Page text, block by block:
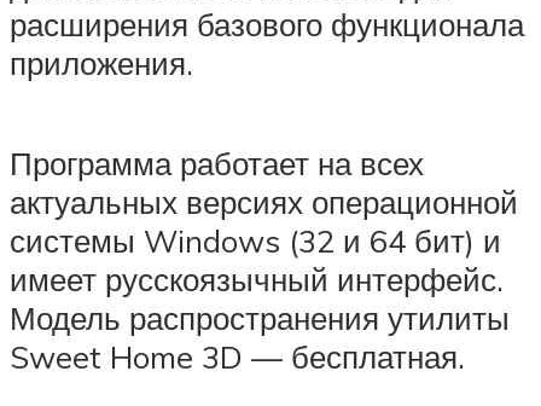
расширения базового функционала
приложения.
Программа работает на всех
актуальных версиях операционной
системы Windows (32 и 64 бит) и
имеет русскоязычный интерфейс.
Модель распространения утилиты
Sweet Home 3D — бесплатная.